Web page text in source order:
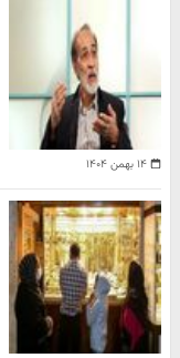
۱۴ بهمن ۱۴۰۴